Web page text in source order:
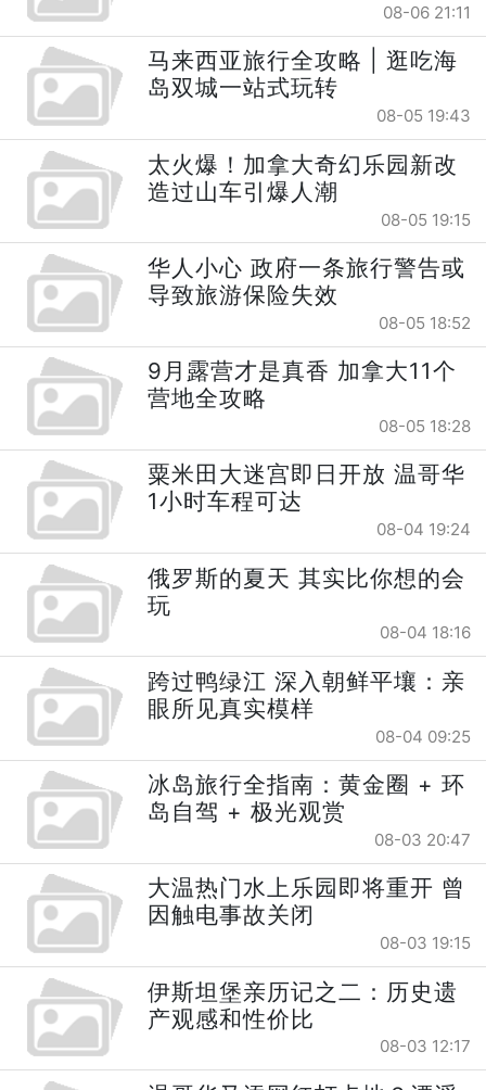
08-06 21:11
马来西亚旅行全攻略 | 逛吃海
岛双城一站式玩转
08-05 19:43
太火爆！加拿大奇幻乐园新改
造过山车引爆人潮
08-05 19:15
华人小心 政府一条旅行警告或
导致旅游保险失效
08-05 18:52
9月露营才是真香 加拿大11个
营地全攻略
08-05 18:28
粟米田大迷宫即日开放 温哥华
1小时车程可达
08-04 19:24
俄罗斯的夏天 其实比你想的会
玩
08-04 18:16
跨过鸭绿江 深入朝鲜平壤：亲
眼所见真实模样
08-04 09:25
冰岛旅行全指南：黄金圈 + 环
岛自驾 + 极光观赏
08-03 20:47
大温热门水上乐园即将重开 曾
因触电事故关闭
08-03 19:15
伊斯坦堡亲历记之二：历史遗
产观感和性价比
08-03 12:17